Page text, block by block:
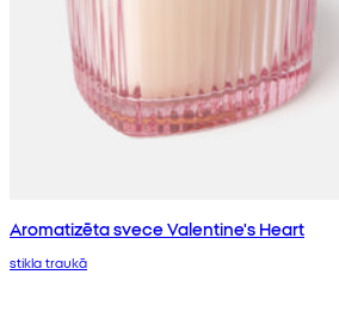
Aromatizēta svece Valentine's Heart
stikla traukā